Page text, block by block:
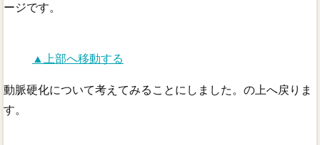
ージです。
▲上部へ移動する
動脈硬化について考えてみることにしました。の上へ戻りま
す。